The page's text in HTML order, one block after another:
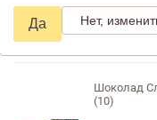
Да Нет,
по популярности по
Шоколад
(10)